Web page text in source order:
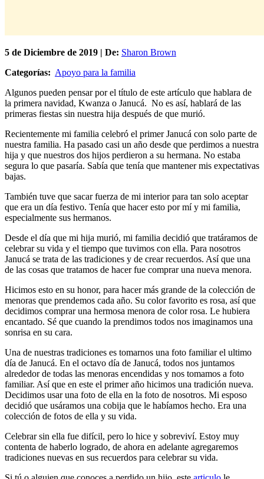
5 de Diciembre de 2019 | De: Sharon Brown
Categorías: Apoyo para la familia
Algunos pueden pensar por el título de este artículo que hablara de
la primera navidad, Kwanza o Janucá. No es así, hablará de las
primeras fiestas sin nuestra hija después de que murió.
Recientemente mi familia celebró el primer Janucá con solo parte de
nuestra familia. Ha pasado casi un año desde que perdimos a nuestra
hija y que nuestros dos hijos perdieron a su hermana. No estaba
segura lo que pasaría. Sabía que tenía que mantener mis expectativas
bajas.
También tuve que sacar fuerza de mi interior para tan solo aceptar
que era un día festivo. Tenía que hacer esto por mí y mi familia,
especialmente sus hermanos.
Desde el día que mi hija murió, mi familia decidió que tratáramos de
celebrar su vida y el tiempo que tuvimos con ella. Para nosotros
Janucá se trata de las tradiciones y de crear recuerdos. Así que una
de las cosas que tratamos de hacer fue comprar una nueva menora.
Hicimos esto en su honor, para hacer más grande de la colección de
menoras que prendemos cada año. Su color favorito es rosa, así que
decidimos comprar una hermosa menora de color rosa. Le hubiera
encantado. Sé que cuando la prendimos todos nos imaginamos una
sonrisa en su cara.
Una de nuestras tradiciones es tomarnos una foto familiar el ultimo
día de Janucá. En el octavo día de Janucá, todos nos juntamos
alrededor de todas las menoras encendidas y nos tomamos a foto
familiar. Así que en este el primer año hicimos una tradición nueva.
Decidimos usar una foto de ella en la foto de nosotros. Mi esposo
decidió que usáramos una cobija que le habíamos hecho. Era una
colección de fotos de ella y su vida.
Celebrar sin ella fue difícil, pero lo hice y sobreviví. Estoy muy
contenta de haberlo logrado, de ahora en adelante agregaremos
tradiciones nuevas en sus recuerdos para celebrar su vida.